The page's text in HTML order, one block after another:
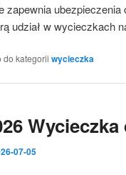
zapewnia
udział w wycieczkach
do kategorii wycieczka
07-05